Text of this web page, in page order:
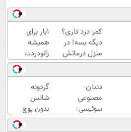
کمر درد داری؟
دیگه بسه! در
منزل درمانش
کن
(◀پرسش‌نامه)
1بار برای
همیشه
زانودردت
رودرمان کن!
(تکنولوژی
آلمان)
◂پرسشنامه▸
دندان
مصنوعی
سوئیسی:
جدیدترین
گردونه
شانس
بدون پوچ
|